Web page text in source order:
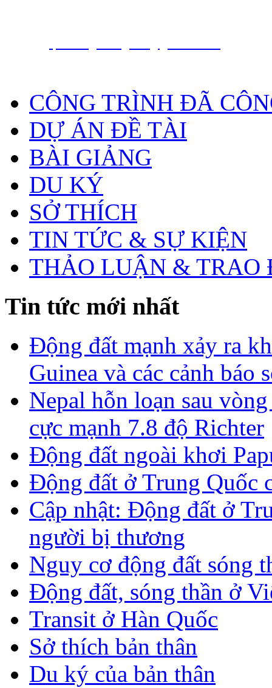
CÔNG TRÌNH ĐÃ
DỰ ÁN ĐỀ TÀI
BÀI GIẢNG
DU KÝ
SỞ THÍCH
TIN TỨC & SỰ KIỆN
THẢO LUẬN & TRAO
Tin tức mới nhất
Động đất mạnh xảy ra
Guinea và các cảnh báo
Nepal hỗn loạn sau
cực mạnh 7.8 độ Richter
Động đất ngoài khơi
Động đất ở Trung Quốc
Cập nhật: Động đất ở
người bị thương
Nguy cơ động đất sóng
Động đất, sóng thần ở
Transit ở Hàn Quốc
Sở thích bản thân
Du ký của bản thân